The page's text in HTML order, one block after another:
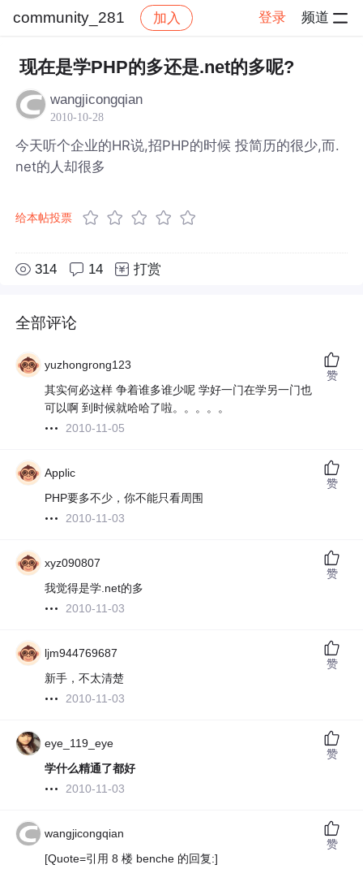
community_281 加入 登录 频道
社区 community_281 帖子详情
现在是学PHP的多还是.net的多呢?
wangjicongqian
2010-10-28
今天听个企业的HR说,招PHP的时候 投简历的很少,而.
net的人却很多
给本帖投票
314 14 打赏
全部评论
yuzhongrong123
其实何必这样 争着谁多谁少呢 学好一门在学另一门也
可以啊 到时候就哈哈了啦。。。。。
2010-11-05
赞
Applic
PHP要多不少，你不能只看周围
2010-11-03
赞
xyz090807
我觉得是学.net的多
2010-11-03
赞
ljm944769687
新手，不太清楚
2010-11-03
赞
eye_119_eye
学什么精通了都好
2010-11-03
赞
wangjicongqian
[Quote=引用 8 楼 benche 的回复:]
赞